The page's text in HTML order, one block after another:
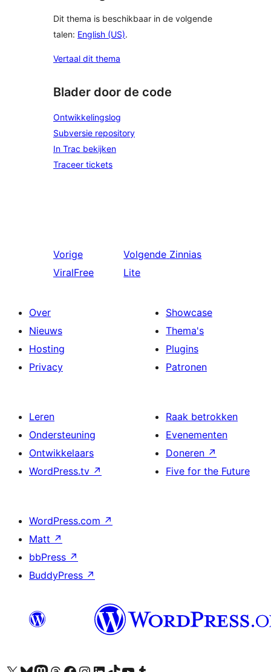
Dit thema is beschikbaar in de volgende
talen: English (US).
Vertaal dit thema
Blader door de code
Ontwikkelingslog
Subversie repository
In Trac bekijken
Traceer tickets
Vorige
ViralFree
Volgende Zinnias
Lite
Over
Nieuws
Hosting
Privacy
Showcase
Thema's
Plugins
Patronen
Leren
Ondersteuning
Ontwikkelaars
WordPress.tv ↗
Raak betrokken
Evenementen
Doneren ↗
Five for the Future
WordPress.com ↗
Matt ↗
bbPress ↗
BuddyPress ↗